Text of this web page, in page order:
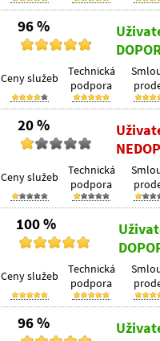
96 %
Ceny služeb
Technická
podpora
20 %
Ceny služeb
Technická
podpora
100 %
Ceny služeb
Technická
podpora
96 %